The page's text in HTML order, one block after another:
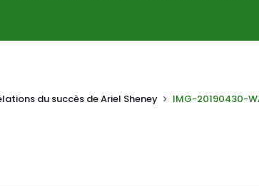
du succès de Ariel Sheney IMG-20190430-